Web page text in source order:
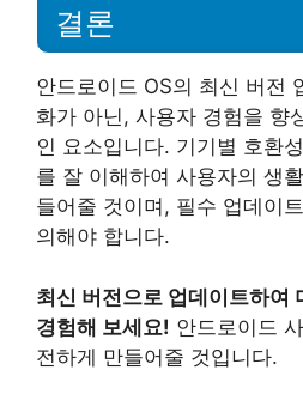
결론
안드로이드 OS의 최신 버전
화가 아닌, 사용자 경험을 향
인 요소입니다. 기기별 호환
를 잘 이해하여 사용자의 생
들어줄 것이며, 필수 업데이
의해야 합니다.
최신 버전으로 업데이트하여
경험해 보세요! 안드로이드
전하게 만들어줄 것입니다.